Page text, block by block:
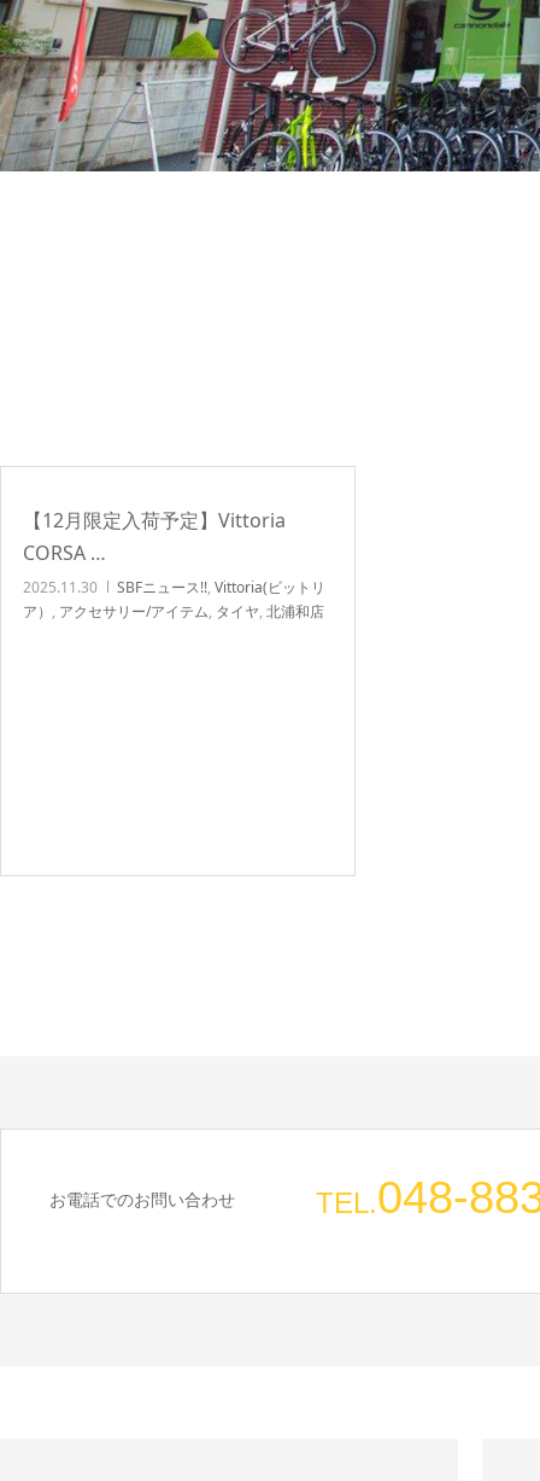
【12月限定入荷予定】Vittoria
CORSA …
2025.11.30 SBFニュース!!, Vittoria(ビットリ
ア） , アクセサリー/アイテム, タイヤ, 北浦和店
お電話でのお問い合わせ TEL.048-